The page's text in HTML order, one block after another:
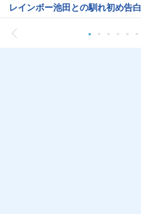
レインボー池田との馴れ初め告白